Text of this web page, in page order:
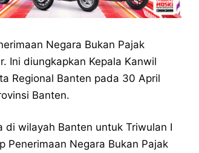
Negara Bukan Pajak
Ini diungkapkan Kepala Kanwil
Regional Banten pada 30 April
Banten.
di wilayah Banten untuk Triwulan I
Penerimaan Negara Bukan Pajak